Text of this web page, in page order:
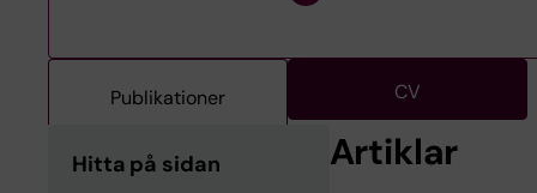
Publikationer CV
Hitta på sidan Artiklar